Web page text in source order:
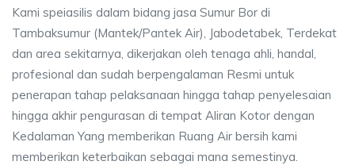
Kami speiasilis dalam bidang jasa Sumur Bor di
Tambaksumur (Mantek/Pantek Air), Jabodetabek, Terdekat
dan area sekitarnya, dikerjakan oleh tenaga ahli, handal,
profesional dan sudah berpengalaman Resmi untuk
penerapan tahap pelaksanaan hingga tahap penyelesaian
hingga akhir pengurasan di tempat Aliran Kotor dengan
Kedalaman Yang memberikan Ruang Air bersih kami
memberikan keterbaikan sebagai mana semestinya.